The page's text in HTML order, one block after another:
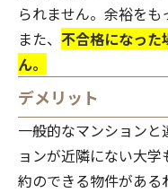
られません。余裕をも
また、 不合格になった
ん。
デメリット
一般的なマンション
ョンが近隣にない大
約のできる物件がある